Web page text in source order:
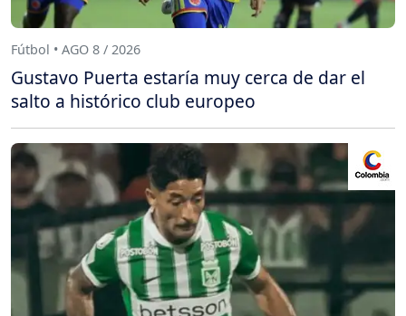
Fútbol • AGO 8 / 2026
Gustavo Puerta estaría muy cerca de dar el
salto a histórico club europeo